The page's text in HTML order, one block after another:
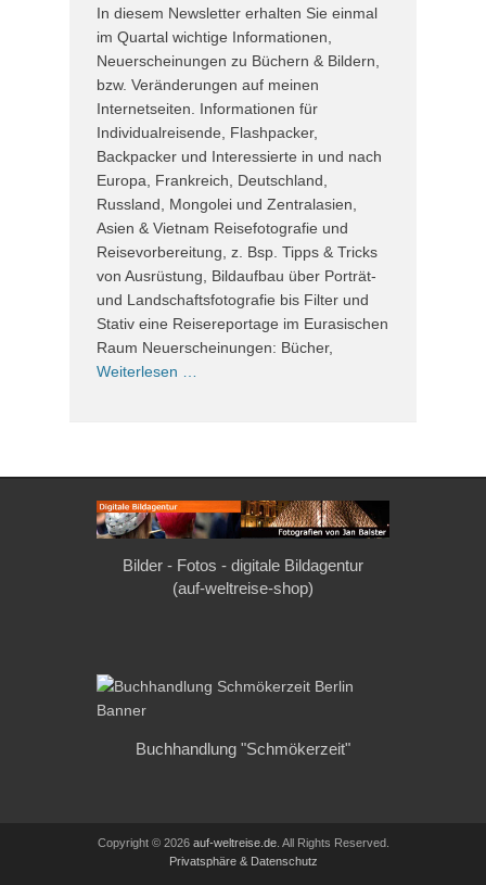
In diesem Newsletter erhalten Sie einmal
im Quartal wichtige Informationen,
Neuerscheinungen zu Büchern & Bildern,
bzw. Veränderungen auf meinen
Internetseiten. Informationen für
Individualreisende, Flashpacker,
Backpacker und Interessierte in und nach
Europa, Frankreich, Deutschland,
Russland, Mongolei und Zentralasien,
Asien & Vietnam Reisefotografie und
Reisevorbereitung, z. Bsp. Tipps & Tricks
von Ausrüstung, Bildaufbau über Porträt-
und Landschaftsfotografie bis Filter und
Stativ eine Reisereportage im Eurasischen
Raum Neuerscheinungen: Bücher,
Weiterlesen …
Bilder - Fotos - digitale Bildagentur
(auf-weltreise-shop)
Buchhandlung "Schmökerzeit"
Copyright © 2026 auf-weltreise.de. All Rights Reserved.
Privatsphäre & Datenschutz